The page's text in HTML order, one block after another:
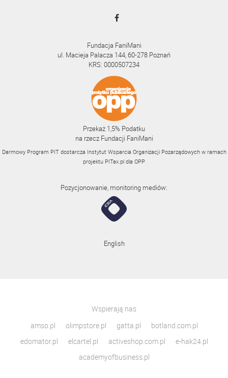
Fundacja FaniMani
ul. Macieja Palacza 144, 60-278 Poznań
KRS: 0000507234
Przekaż 1,5% Podatku
na rzecz Fundacji FaniMani
Darmowy Program PIT dostarcza Instytut Wsparcia Organizacji Pozarządowych w ramach
projektu PITax.pl dla OPP
Pozycjonowanie, monitoring mediów:
English
Wspierają nas
amso.pl
olimpstore.pl gatta.pl
botland.com.pl
edomator.pl
elcartel.pl activeshop.com.pl
e-hak24.pl
academyofbusiness.pl